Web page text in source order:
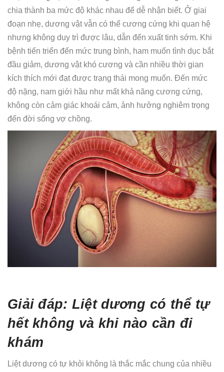
chia thành ba mức độ khác nhau để dễ nhận biết. Ở giai
đoạn nhẹ, dương vật vẫn có thể cương cứng khi quan hệ
nhưng không duy trì được lâu, dẫn đến xuất tinh sớm. Khi
bệnh tiến triển đến mức trung bình, ham muốn tình dục bắt
đầu giảm, dương vật khó cương và cần nhiều thời gian
kích thích mới đạt được trạng thái mong muốn. Đến mức
độ nặng, nam giới hầu như mất khả năng cương cứng,
không còn cảm giác khoái cảm, ảnh hưởng nghiêm trọng
đến đời sống vợ chồng.
Giải đáp: Liệt dương có thể tự
hết không và khi nào cần đi
khám
Liệt dương có tự khỏi không là thắc mắc chung của nhiều